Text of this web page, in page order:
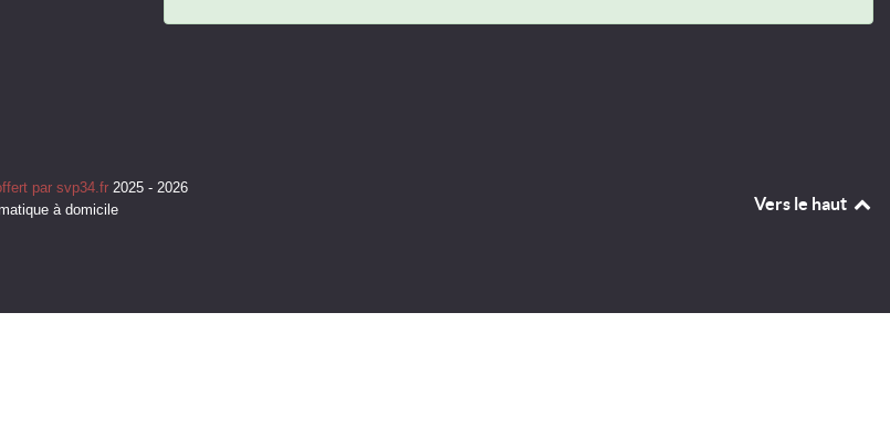
par svp34.fr2025 - 2026
à domicile
Vers le haut